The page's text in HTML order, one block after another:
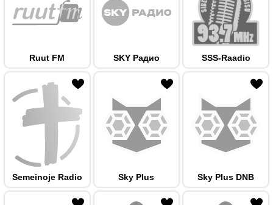
Ruut FM SKY Радио SSS-Raadio
Semeinoje Radio Sky Plus Sky Plus DNB